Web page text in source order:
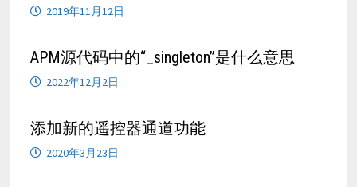
2019年11月12日
APM源代码中的“_singleton”是什么意思
2022年12月2日
添加新的遥控器通道功能
2020年3月23日